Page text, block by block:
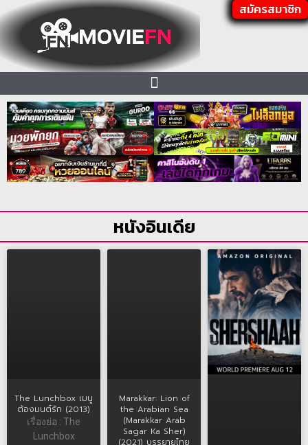
สมัครสมาชิก
หนังอินเดีย
The Lunchbox เมนู
ต้องมนต์รัก (2013)
เรื่องย่อ : The
Lunchbox
Marakkar: Lion of
the Arabian Sea
(Marakkar Arab
Sagar Ka Sher)
(2021) บรรยายไทย